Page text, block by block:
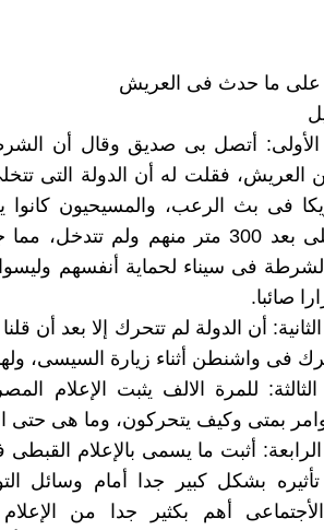
على ما حدث فى العريش
الأولى: أتصل بى صديق وقال أن
العريش، فقلت له أن الدولة التى
فى بث الرعب، والمسيحيون كانوا
الجيش على بعد 300 متر منهم ولم
فى سيناء لحماية أنفسهم وليسوا
صائبا.
أن الدولة لم تتحرك إلا بعد أن
فى واشنطن أثناء زيارة السيسى،
الثالثة: للمرة الالف يثبت الإعلام
بمتى وكيف يتحركون، وما هى حتى
الرابعة: أثبت ما يسمى بالإعلام
بشكل كبير جدا أمام وسائل
أهم بكثير جدا من